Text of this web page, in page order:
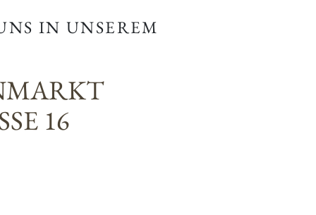
IN UNSEREM
16